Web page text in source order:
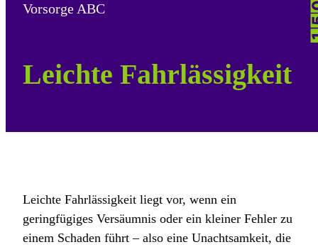
Vorsorge ABC
Leichte Fahrlässigkeit
Leichte Fahrlässigkeit liegt vor, wenn ein
geringfügiges Versäumnis oder ein kleiner Fehler zu
einem Schaden führt – also eine Unachtsamkeit, die